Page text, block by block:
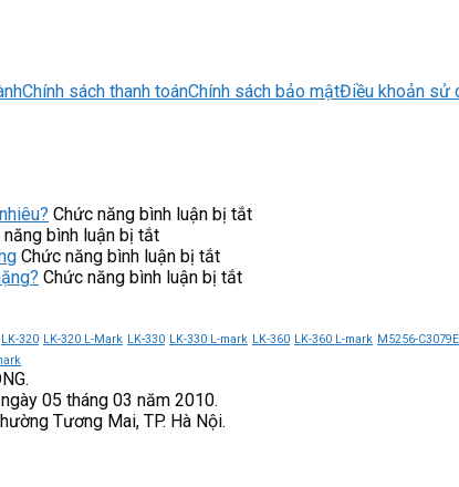
Chính sách thanh toánChính sách bảo mậtĐiều khoản sử
Chức năng bình luận bị tắtở
ERPV0901U/WHVNCV
năng bình luận bị tắtở
Ứng
dụng
động
250-
3
Chức năng bình luận bị tắtở
NC-
góp
độ
Chức năng bình luận bị tắtở
mềm
LK-320 LK-320 L-Mark LK-330 LK-330 L-mark LK-360 LK-360 L-mark M5256-
05 tháng 03 năm 2010.
Tương Mai, TP. Hà Nội.